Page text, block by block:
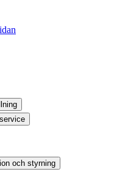
och styrning